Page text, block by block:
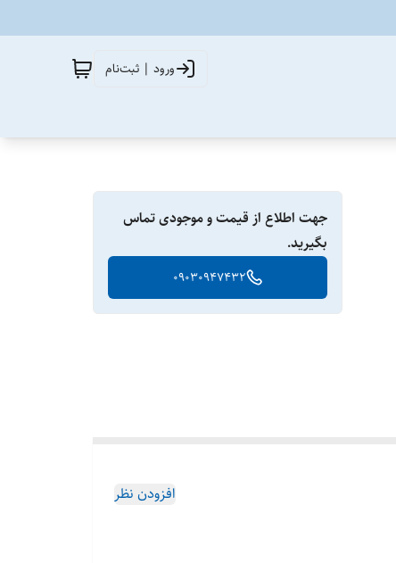
ورود | ثبت‌نام
جهت اطلاع از قیمت و موجودی تماس
بگیرید.
09030947432
افزودن نظر